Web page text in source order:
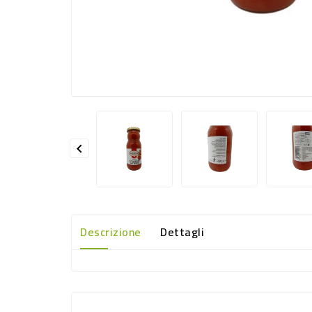

Descrizione Dettagli